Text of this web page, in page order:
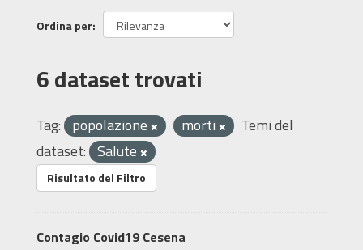
Ordina per
6 dataset trovati
Tag: popolazione morti
Temi del
dataset: Salute
Risultato del Filtro
Contagio Covid19 Cesena